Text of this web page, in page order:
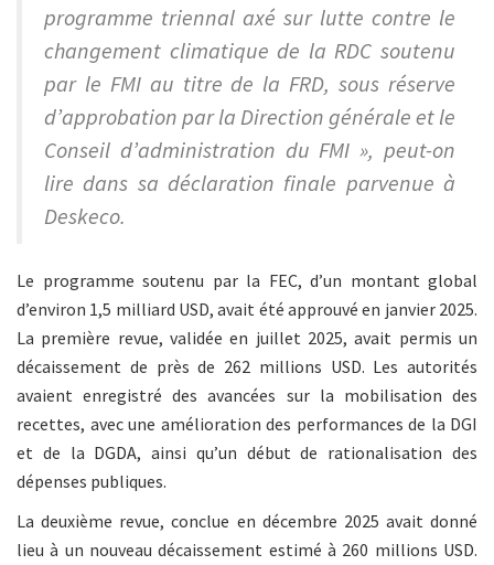
programme triennal axé sur lutte contre le
changement climatique de la RDC soutenu
par le FMI au titre de la FRD, sous réserve
d’approbation par la Direction générale et le
Conseil d’administration du FMI », peut-on
lire dans sa déclaration finale parvenue à
Deskeco.
Le programme soutenu par la FEC, d’un montant global
d’environ 1,5 milliard USD, avait été approuvé en janvier 2025.
La première revue, validée en juillet 2025, avait permis un
décaissement de près de 262 millions USD. Les autorités
avaient enregistré des avancées sur la mobilisation des
recettes, avec une amélioration des performances de la DGI
et de la DGDA, ainsi qu’un début de rationalisation des
dépenses publiques.
La deuxième revue, conclue en décembre 2025 avait donné
lieu à un nouveau décaissement estimé à 260 millions USD.